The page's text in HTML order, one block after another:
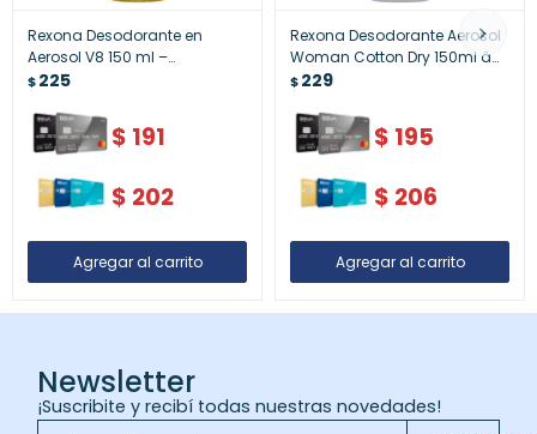
Rexona Desodorante en
Aerosol V8 150 ml –
Desodorante Masculino
$225
$ 191
$ 202
Rexona Desodorante Aerosol
Woman Cotton Dry 150ml â€“
Desodorante Rexona mujer
$229
$ 195
$ 206
Newsletter
¡Suscribite y recibí todas nuestras novedades!